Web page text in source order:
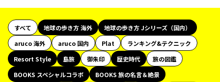
すべて 地球の歩き方 海外
地球の歩き方 Jシリーズ（国内）
aruco 海外
aruco 国内 Plat
ランキング&テクニック
Resort Style
島旅 御朱印 歴史時代
旅の図鑑
BOOKS スペシャルコラボ
BOOKS 旅の名言＆絶景